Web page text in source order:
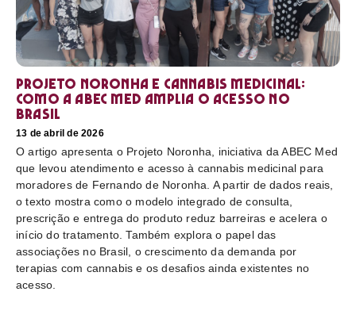
Projeto Noronha e cannabis medicinal:
como a ABEC Med amplia o acesso no
Brasil
13 de abril de 2026
O artigo apresenta o Projeto Noronha, iniciativa da ABEC Med
que levou atendimento e acesso à cannabis medicinal para
moradores de Fernando de Noronha. A partir de dados reais,
o texto mostra como o modelo integrado de consulta,
prescrição e entrega do produto reduz barreiras e acelera o
início do tratamento. Também explora o papel das
associações no Brasil, o crescimento da demanda por
terapias com cannabis e os desafios ainda existentes no
acesso.